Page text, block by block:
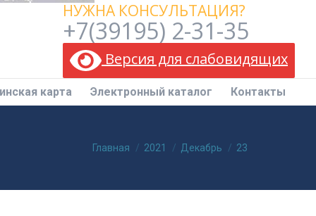
НУЖНА КОНСУЛЬТАЦИЯ?
+7(39195) 2-31-35
Версия для слабовидящих
карта Электронный каталог Контакты
Вы здесь:
Главная 2021 Декабрь 23